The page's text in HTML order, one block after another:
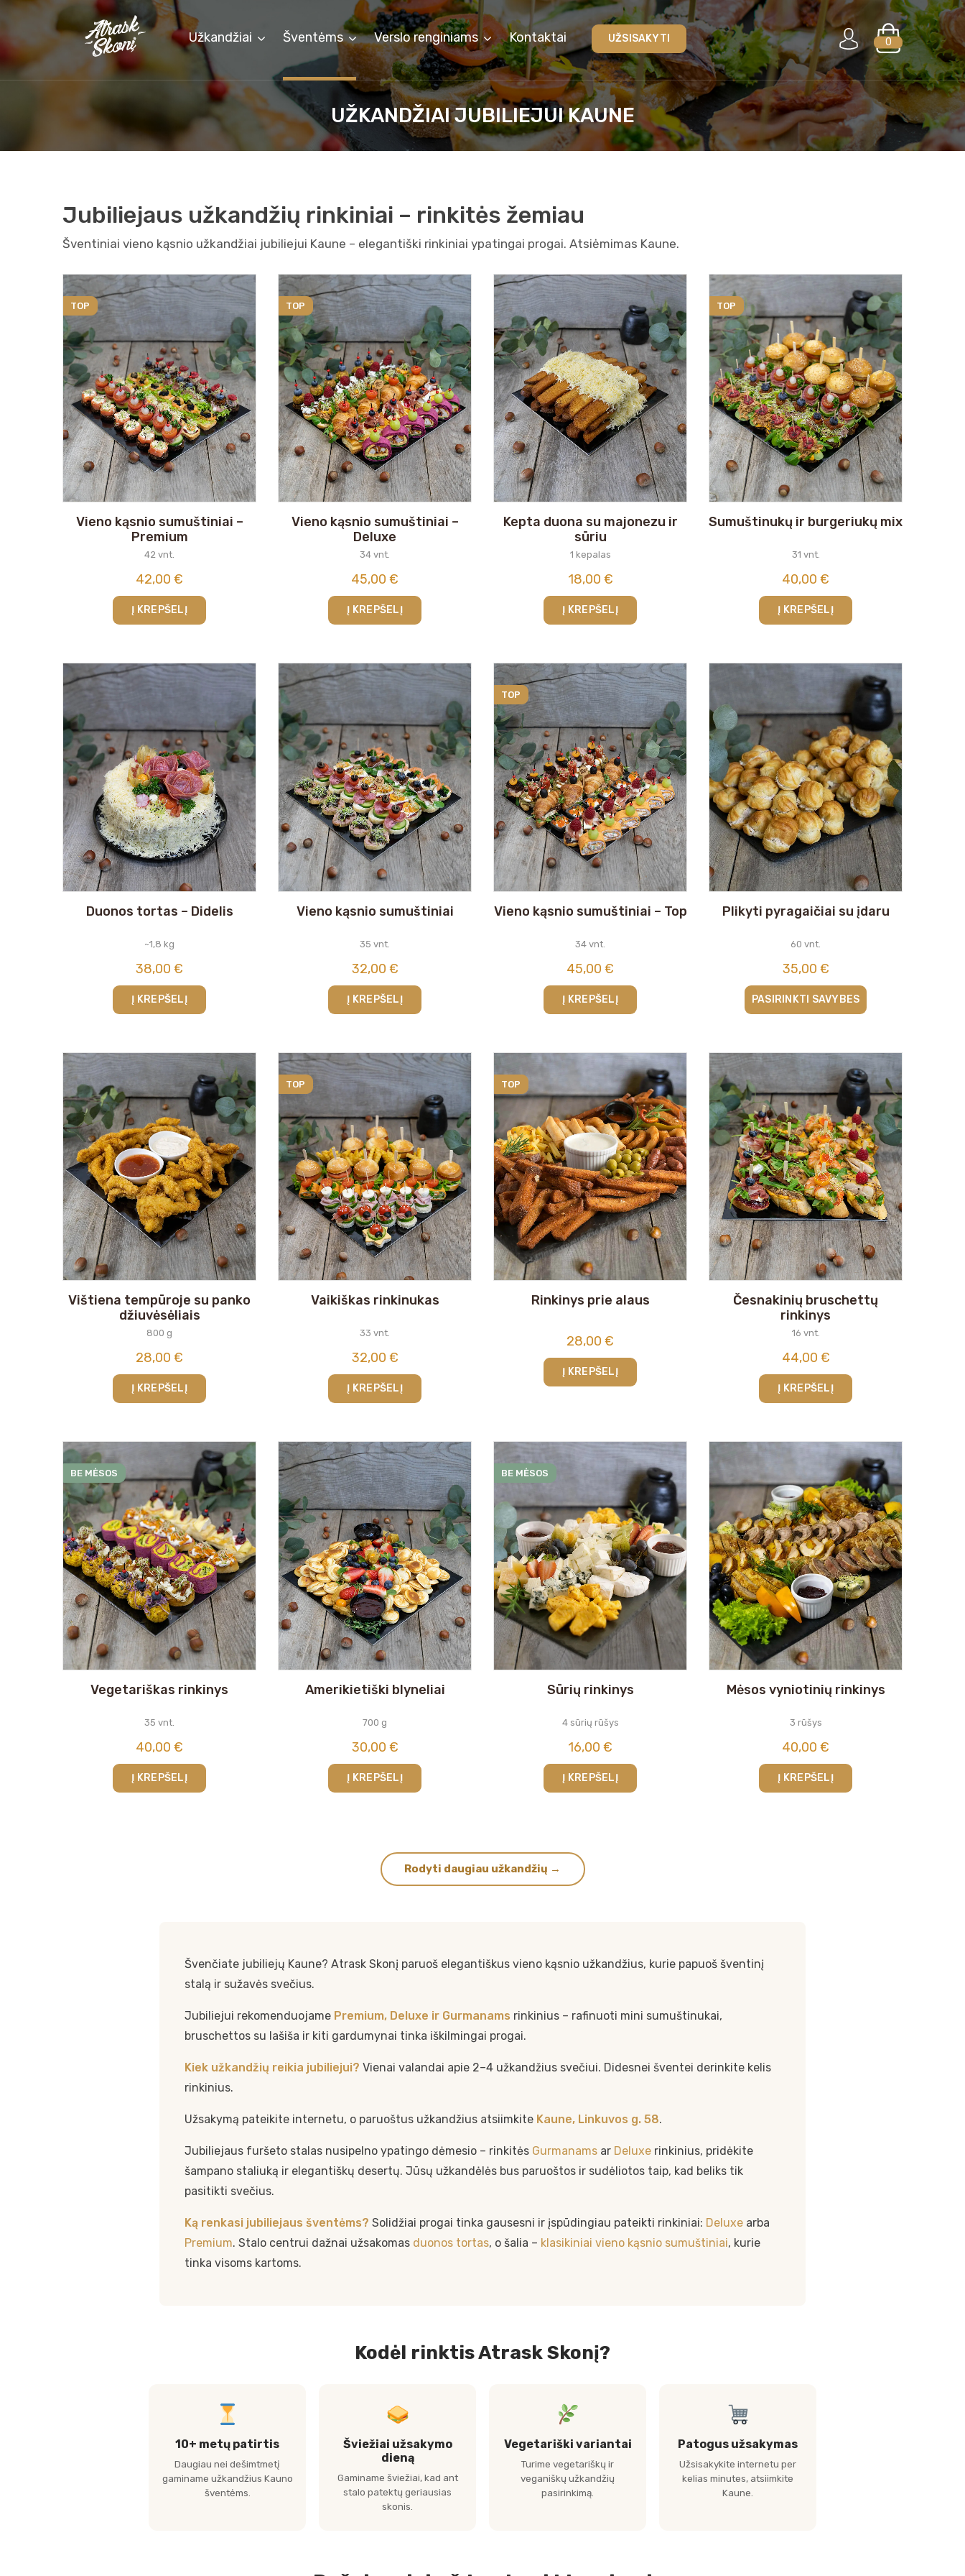
Užkandžiai Šventėms Verslo renginiams Kontaktai UŽSISAKYTI 0
UŽKANDŽIAI JUBILIEJUI KAUNE
Jubiliejaus užkandžių rinkiniai – rinkitės žemiau
Šventiniai vieno kąsnio užkandžiai jubiliejui Kaune – elegantiški rinkiniai ypatingai progai. Atsiėmimas Kaune.
TOP
Vieno kąsnio sumuštiniai –
Premium
42 vnt.
42,00 €
Į KREPŠELĮ
TOP
Vieno kąsnio sumuštiniai –
Deluxe
34 vnt.
45,00 €
Į KREPŠELĮ
Kepta duona su majonezu ir
sūriu
1 kepalas
18,00 €
Į KREPŠELĮ
TOP
Sumuštinukų ir burgeriukų mix
31 vnt.
40,00 €
Į KREPŠELĮ
Duonos tortas – Didelis
~1,8 kg
38,00 €
Į KREPŠELĮ
Vieno kąsnio sumuštiniai
35 vnt.
32,00 €
Į KREPŠELĮ
TOP
Vieno kąsnio sumuštiniai – Top
34 vnt.
45,00 €
Į KREPŠELĮ
Plikyti pyragaičiai su įdaru
60 vnt.
35,00 €
PASIRINKTI SAVYBES
Vištiena tempūroje su panko
džiuvėsėliais
800 g
28,00 €
Į KREPŠELĮ
TOP
Vaikiškas rinkinukas
33 vnt.
32,00 €
Į KREPŠELĮ
TOP
Rinkinys prie alaus
28,00 €
Į KREPŠELĮ
Česnakinių bruschettų
rinkinys
16 vnt.
44,00 €
Į KREPŠELĮ
BE MĖSOS
Vegetariškas rinkinys
35 vnt.
40,00 €
Į KREPŠELĮ
Amerikietiški blyneliai
700 g
30,00 €
Į KREPŠELĮ
BE MĖSOS
Sūrių rinkinys
4 sūrių rūšys
16,00 €
Į KREPŠELĮ
Mėsos vyniotinių rinkinys
3 rūšys
40,00 €
Į KREPŠELĮ
Rodyti daugiau užkandžių →
Švenčiate jubiliejų Kaune? Atrask Skonį paruoš elegantiškus vieno kąsnio užkandžius, kurie papuoš šventinį
stalą ir sužavės svečius.
Jubiliejui rekomenduojame Premium, Deluxe ir Gurmanams rinkinius – rafinuoti mini sumuštinukai,
bruschettos su lašiša ir kiti gardumynai tinka iškilmingai progai.
Kiek užkandžių reikia jubiliejui? Vienai valandai apie 2–4 užkandžius svečiui. Didesnei šventei derinkite kelis
rinkinius.
Užsakymą pateikite internetu, o paruoštus užkandžius atsiimkite Kaune, Linkuvos g. 58.
Jubiliejaus furšeto stalas nusipelno ypatingo dėmesio – rinkitės Gurmanams ar Deluxe rinkinius, pridėkite
šampano staliuką ir elegantiškų desertų. Jūsų užkandėlės bus paruoštos ir sudėliotos taip, kad beliks tik
pasitikti svečius.
Ką renkasi jubiliejaus šventėms? Solidžiai progai tinka gausesni ir įspūdingiau pateikti rinkiniai: Deluxe arba
Premium. Stalo centrui dažnai užsakomas duonos tortas, o šalia – klasikiniai vieno kąsnio sumuštiniai, kurie
tinka visoms kartoms.
Kodėl rinktis Atrask Skonį?
10+ metų patirtis
Daugiau nei dešimtmetį
gaminame užkandžius Kauno
šventėms.
Šviežiai užsakymo
dieną
Gaminame šviežiai, kad ant
stalo patektų geriausias
skonis.
Vegetariški variantai
Turime vegetariškų ir
veganiškų užkandžių
pasirinkimą.
Patogus užsakymas
Užsisakykite internetu per
kelias minutes, atsiimkite
Kaune.